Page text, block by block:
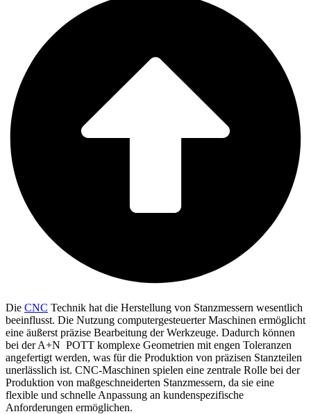
Die CNC Technik hat die Herstellung von Stanzmessern wesentlich
beeinflusst. Die Nutzung computergesteuerter Maschinen ermöglicht
eine äußerst präzise Bearbeitung der Werkzeuge. Dadurch können
bei derA+N POTT komplexe Geometrien mit engen Toleranzen
angefertigt werden, was für die Produktion von präzisen Stanzteilen
unerlässlich ist. CNC-Maschinen spielen eine zentrale Rolle bei der
Produktion von maßgeschneiderten Stanzmessern, da sie eine
flexible und schnelle Anpassung an kundenspezifische
Anforderungen ermöglichen.